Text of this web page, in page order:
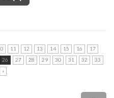
11 12 13 14 15 16
17
26 27 28 29 30 31 32
33
»